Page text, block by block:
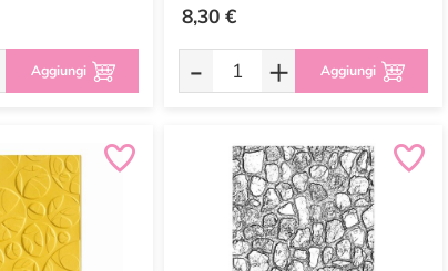
Aggiungi
8,30 €
- + Aggiungi